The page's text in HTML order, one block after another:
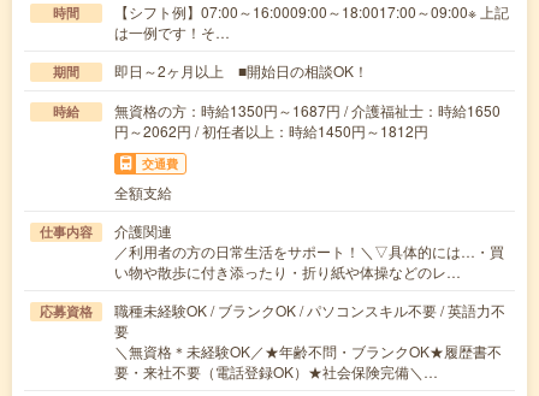
時間
【シフト例】07:00～16:0009:00～18:0017:00～09:00※ 上記
は一例です！そ…
期間 即日～2ヶ月以上 ■開始日の相談OK！
時給
無資格の方：時給1350円～1687円 / 介護福祉士：時給1650
円～2062円 / 初任者以上：時給1450円～1812円
交通費
全額支給
仕事内容
介護関連
／利用者の方の日常生活をサポート！＼▽具体的には…・買
い物や散歩に付き添ったり・折り紙や体操などのレ…
応募資格
職種未経験OK / ブランクOK / パソコンスキル不要 / 英語力不
要
＼無資格＊未経験OK／★年齢不問・ブランクOK★履歴書不
要・来社不要（電話登録OK）★社会保険完備＼…